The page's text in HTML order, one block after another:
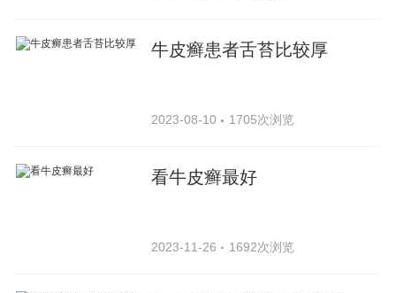
牛皮癣患者舌苔比较厚
2023-08-10 1705次浏览
看牛皮癣最好
2023-11-26 1692次浏览